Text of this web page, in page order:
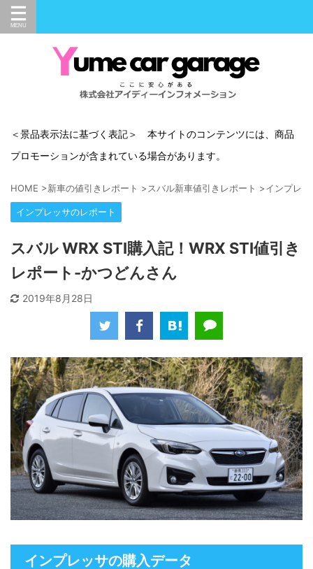
＜景品表示法に基づく表記＞ 本サイトのコンテンツには、商品
プロモーションが含まれている場合があります。
HOME >新車の値引きレポート >スバル新車値引きレポート >インプレ
インプレッサのレポート
スバル WRX STI購入記！WRX STI値引き
レポート-かつどんさん
2019年8月28日
インプレッサの購入データ